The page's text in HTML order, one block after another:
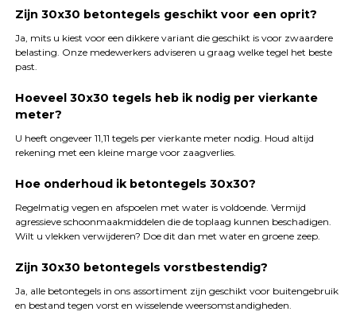
Zijn 30x30 betontegels geschikt voor een oprit?
Ja, mits u kiest voor een dikkere variant die geschikt is voor zwaardere
belasting. Onze medewerkers adviseren u graag welke tegel het beste
past.
Hoeveel 30x30 tegels heb ik nodig per vierkante
meter?
U heeft ongeveer 11,11 tegels per vierkante meter nodig. Houd altijd
rekening met een kleine marge voor zaagverlies.
Hoe onderhoud ik betontegels 30x30?
Regelmatig vegen en afspoelen met water is voldoende. Vermijd
agressieve schoonmaakmiddelen die de toplaag kunnen beschadigen.
Wilt u vlekken verwijderen? Doe dit dan met water en groene zeep.
Zijn 30x30 betontegels vorstbestendig?
Ja, alle betontegels in ons assortiment zijn geschikt voor buitengebruik
en bestand tegen vorst en wisselende weersomstandigheden.